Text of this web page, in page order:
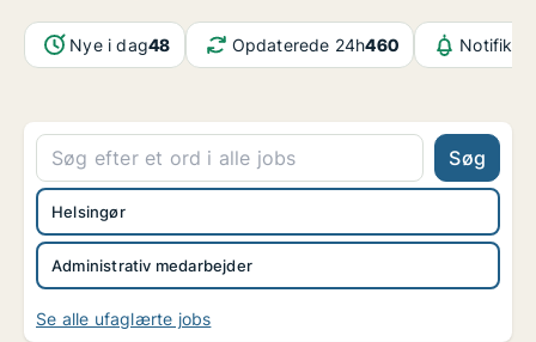
Nye i dag48 Opdaterede 24h460
Søg
Administrativ medarbejder
Helsingør
Se alle ufaglærte jobs